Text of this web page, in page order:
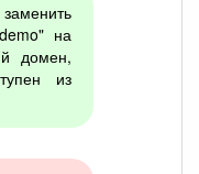
на
домен,
из